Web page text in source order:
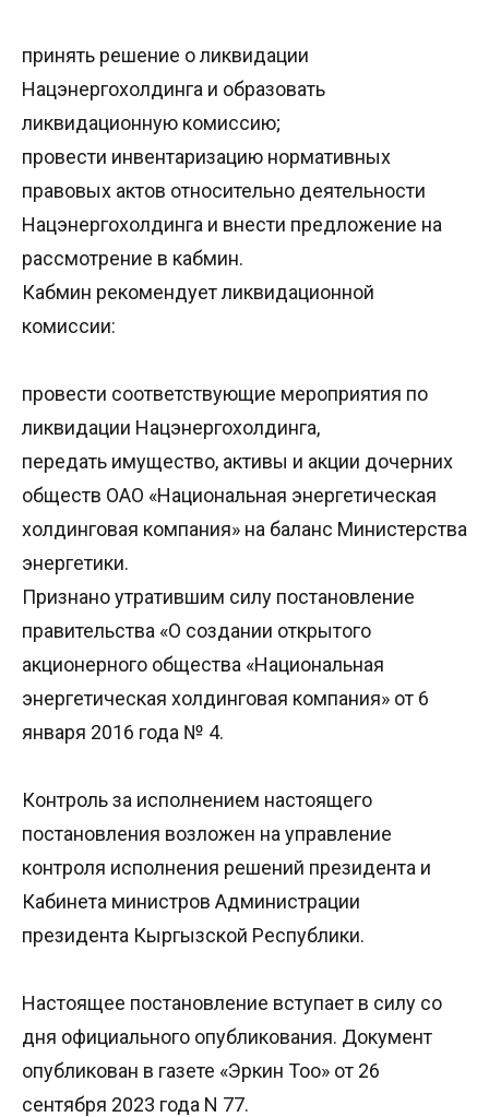
принять решение о ликвидации
Нацэнергохолдинга и образовать
ликвидационную комиссию;
провести инвентаризацию нормативных
правовых актов относительно деятельности
Нацэнергохолдинга и внести предложение на
рассмотрение в кабмин.
Кабмин рекомендует ликвидационной
комиссии:
провести соответствующие мероприятия по
ликвидации Нацэнергохолдинга,
передать имущество, активы и акции дочерних
обществ ОАО «Национальная энергетическая
холдинговая компания» на баланс Министерства
энергетики.
Признано утратившим силу постановление
правительства «О создании открытого
акционерного общества «Национальная
энергетическая холдинговая компания» от 6
января 2016 года № 4.
Контроль за исполнением настоящего
постановления возложен на управление
контроля исполнения решений президента и
Кабинета министров Администрации
президента Кыргызской Республики.
Настоящее постановление вступает в силу со
дня официального опубликования. Документ
опубликован в газете «Эркин Тоо» от 26
сентября 2023 года N 77.